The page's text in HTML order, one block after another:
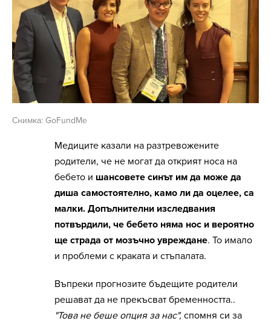
Снимка: GoFundMe
Медиците казали на разтревожените
родители, че не могат да открият носа на
бебето и шансовете синът им да може да
диша самостоятелно, камо ли да оцелее, са
малки. Допълнителни изследвания
потвърдили, че бебето няма нос и вероятно
ще страда от мозъчно увреждане. То имало
и проблеми с краката и стъпалата.
Въпреки прогнозите бъдещите родители
решават да не прекъсват бременността..
"Това не беше опция за нас", спомня си за